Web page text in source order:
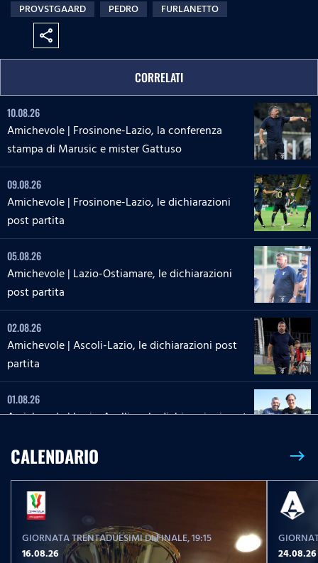
PROVSTGAARD
PEDRO FURLANETTO
share
CORRELATI
10.08.26
Amichevole | Frosinone-Lazio, la conferenza
stampa di Marusic e mister Gattuso
09.08.26
Amichevole | Frosinone-Lazio, le dichiarazioni
post partita
05.08.26
Amichevole | Lazio-Ostiamare, le dichiarazioni
post partita
02.08.26
Amichevole | Ascoli-Lazio, le dichiarazioni post
partita
01.08.26
Amichevole | Lazio-Avellino, le dichiarazioni post
26.07.26
L'intervista a mister Gattuso
20.07.26
CALENDARIO east
GIORNATA TRENTADUESIMI DI FINALE, 19:15
16.08.26
24.08.26